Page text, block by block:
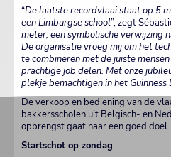
“De laatste recordvlaai staat op 5
een Limburgse school”, zegt
meter, een symbolische verwijzing
De organisatie vroeg mij om het
te combineren met de juiste
prachtige job delen. Met onze
plekje bemachtigen in het Guinness
De verkoop en bediening van de
bakkersscholen uit Belgisch- en
opbrengst gaat naar een goed doel.
Startschot op zondag